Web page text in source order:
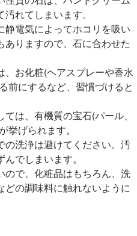
れてしまいます。
静電気によってホコリを吸い
りますので、石に合わせた
お化粧(ヘアスプレーや香水
前にするなど、習慣づけると
は、有機質の宝石(パール、
挙げられます。
の洗浄は避けてください。汚
でしまいます。
ので、化粧品はもちろん、洗
の調味料に触れないように